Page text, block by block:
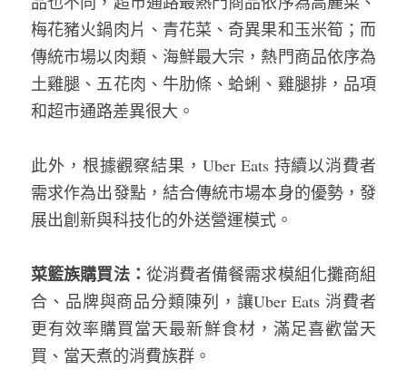
梅花豬火鍋肉片、青花菜、奇異果和玉米筍；而
傳統市場以肉類、海鮮最大宗，熱門商品依序為
土雞腿、五花肉、牛肋條、蛤蜊、雞腿排，品項
和超市通路差異很大。
此外，根據觀察結果，Uber Eats 持續以消費者
需求作為出發點，結合傳統市場本身的優勢，發
展出創新與科技化的外送營運模式。
菜籃族購買法： 從消費者備餐需求模組化攤商組
合、品牌與商品分類陳列，讓Uber Eats 消費者
更有效率購買當天最新鮮食材，滿足喜歡當天
買、當天煮的消費族群。